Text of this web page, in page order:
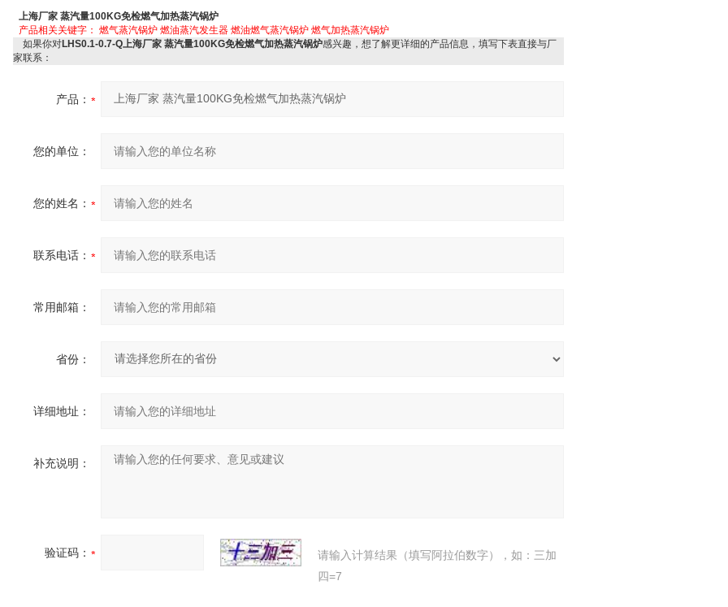
上海厂家 蒸汽量100KG免检燃气加热蒸汽锅炉
产品相关关键字： 燃气蒸汽锅炉 燃油蒸汽发生器 燃油燃气蒸汽锅炉 燃气加热蒸汽锅炉
如果你对LHS0.1-0.7-Q上海厂家 蒸汽量100KG免检燃气加热蒸汽锅炉感兴趣，想了解更详细的产品信息，填写下表直接与厂
家联系：
产品：
您的单位：
您的姓名：
联系电话：
常用邮箱：
省份：
详细地址：
补充说明：
验证码：
请输入计算结果（填写阿拉伯数字），如：三加
四=7